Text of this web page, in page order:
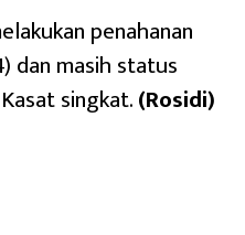
penahanan
dan masih status
singkat.(Rosidi)